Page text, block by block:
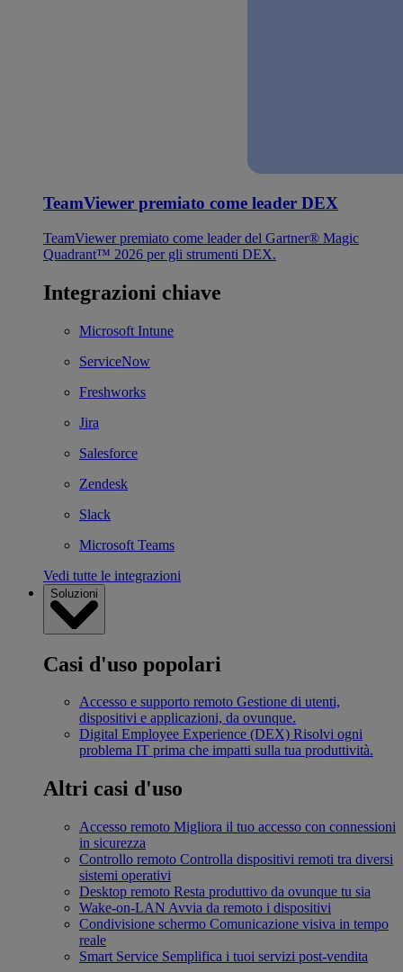
TeamViewer premiato come leader DEX
TeamViewer premiato come leader del Gartner® Magic
Quadrant™ 2026 per gli strumenti DEX.
Integrazioni chiave
Microsoft Intune
ServiceNow
Freshworks
Jira
Salesforce
Zendesk
Slack
Microsoft Teams
Vedi tutte le integrazioni
Soluzioni
Casi d'uso popolari
Accesso e supporto remoto Gestione di utenti,
dispositivi e applicazioni, da ovunque.
Digital Employee Experience (DEX) Risolvi ogni
problema IT prima che impatti sulla tua produttività.
Altri casi d'uso
Accesso remoto Migliora il tuo accesso con connessioni
in sicurezza
Controllo remoto Controlla dispositivi remoti tra diversi
sistemi operativi
Desktop remoto Resta produttivo da ovunque tu sia
Wake-on-LAN Avvia da remoto i dispositivi
Condivisione schermo Comunicazione visiva in tempo
reale
Smart Service Semplifica i tuoi servizi post-vendita